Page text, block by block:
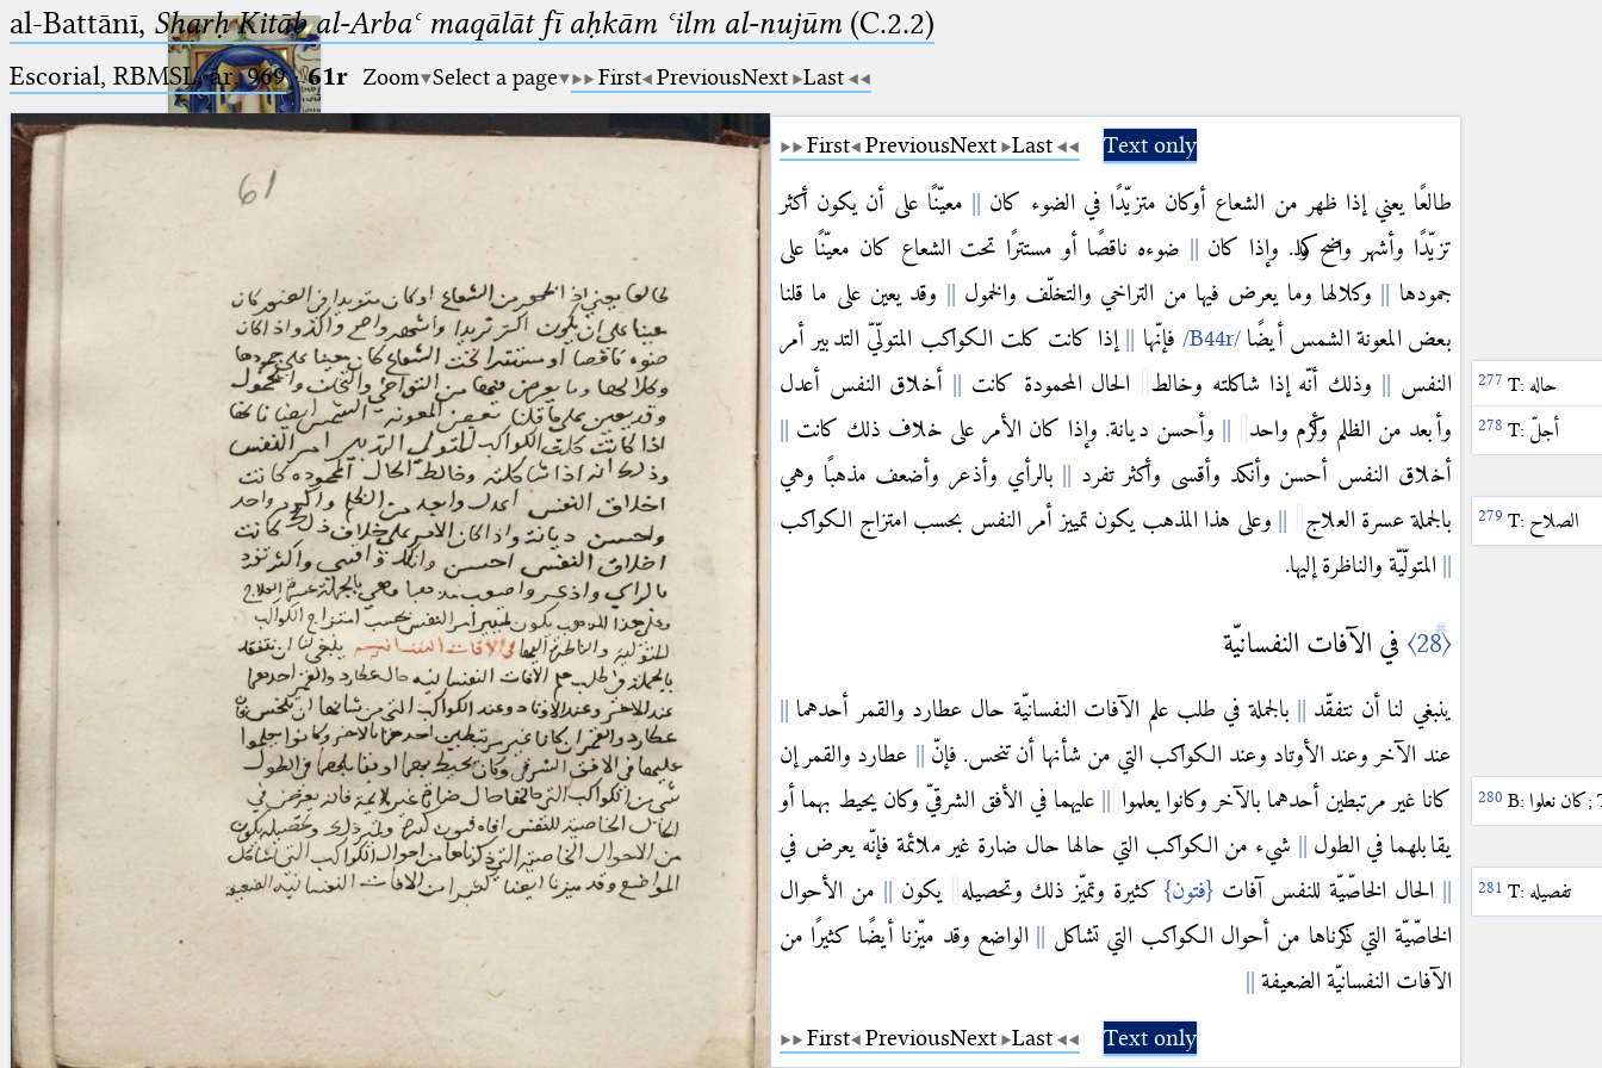
Ptolemaeus
Arabus et Latinus
(the underscore) is the placeholder
for exactly one character.
(the percent sign) is the
placeholder for no, one or more
(two percent signs) is the
placeholder for no, one or more
than one character, but not for
blank space (so that a search ends
🔎︎
Start
Project
Team
News
Jobs
Publications
Conference
Arabic Works
Arabic Manuscripts
Latin Works
Latin Manuscripts
Latin Early Prints
Images
Resources
al-Battānī, Sharḥ Kitāb al-Arbaʿ maqālāt fī aḥkām ʿilm al-nujūm (C.2.2)
Escorial, RBMSL, ár. 969·61r Zoom Select a page First PreviousNext Last
First PreviousNext Last Text only
طالعًا يعني إذا ظهر من الشعاع أوكان متزيّدًا في الضوء كان
معيّنًا على أن يكون أكثر
تزيّدًا وأشهر واضح واكد. وإذا كان
ضوءه ناقصًا أو مستترًا تحت الشعاع كان معيّنًا على
جمودها
وکلالها وما يعرض فيها من التراخي والتخلّف والخمول
وقد يعين على ما قلنا
بعض المعونة الشمس أيضًا
فإنّها
إذا كانت كلت الكواكب المتولّيّ التدبير أمر
النفس
وذلك أنّه إذا شاكلته وخالط T: حاله الحال المحمودة كانت
أخلاق النفس أعدل
وأبعد من الظلم وأكرم واحد
T: أجلّ
وأحسن ديانة. وإذا كان الأمر على خلاف ذلك كانت
أخلاق النفس أحسن وأنكد وأقسى وأكثر تفرد
بالرأي وأذعر وأضعف مذهبًا وهي
بالجملة عسرة العلاج
T: الصلاح
وعلى هذا المذهب يكون تمييز أمر النفس بحسب امتزاج الكواكب
المتولّيّة والناظرة إليها.
〈28〉 في الآفات النفسانيّة
ينبغي لنا أن نتفقّد
بالجملة في طلب علم الآفات النفسانيّة حال عطارد والقمر أحدهما
عند الآخر وعند الأوتاد وعند الكواكب التي من شأنها أن تنحس. فإنّ
عطارد والقمر إن
كانا غير مرتبطين أحدهما بالآخر وكانوا يعلموا
B: كان نعلوا;
عليهما في الأفق الشرقيّ وكان يحيط بهما أو
يقابلهما في الطول
شيء من الكواكب التي حالها حال ضارة غير ملائمة فإنّه يعرض في
الحال الخاصّيّة للنفس آفات {فتون}كثيرة وتميّز ذلك وتحصيله T: تفصيله يكون
من الأحوال
الخاصّيّة التي ذكرناها من أحوال الكواكب التي تشاكل
الواضع وقد ميّزنا أيضًا كثيرًا من
الآفات النفسانيّة الضعيفة
First PreviousNext Last Text only